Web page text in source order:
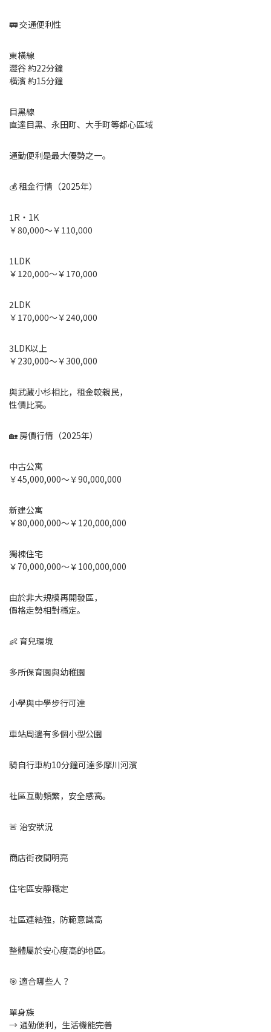
🚃 交通便利性
東橫線
澀谷 約22分鐘
橫濱 約15分鐘
目黑線
直達目黑、永田町、大手町等都心區域
通勤便利是最大優勢之一。
💰 租金行情（2025年）
1R・1K
￥80,000～￥110,000
1LDK
￥120,000～￥170,000
2LDK
￥170,000～￥240,000
3LDK以上
￥230,000～￥300,000
與武藏小杉相比，租金較親民，
性價比高。
🏡 房價行情（2025年）
中古公寓
￥45,000,000～￥90,000,000
新建公寓
￥80,000,000～￥120,000,000
獨棟住宅
￥70,000,000～￥100,000,000
由於非大規模再開發區，
價格走勢相對穩定。
👶 育兒環境
多所保育園與幼稚園
小學與中學步行可達
車站周邊有多個小型公園
騎自行車約10分鐘可達多摩川河濱
社區互動頻繁，安全感高。
🚨 治安狀況
商店街夜間明亮
住宅區安靜穩定
社區連結強，防範意識高
整體屬於安心度高的地區。
🎯 適合哪些人？
單身族
→ 通勤便利，生活機能完善